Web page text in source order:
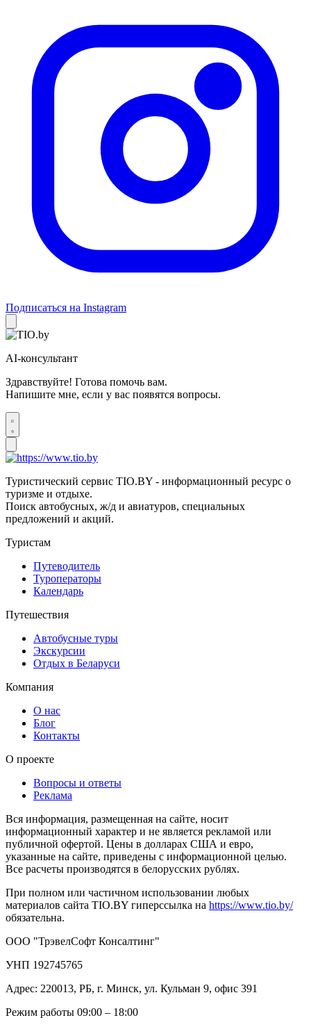
Подписаться на Instagram
AI-консультант
Здравствуйте! Готова помочь вам.
Напишите мне, если у вас появятся вопросы.
Туристический сервис TIO.BY - информационный ресурс о
туризме и отдыхе.
Поиск автобусных, ж/д и авиатуров, специальных
предложений и акций.
Туристам
Путеводитель
Туроператоры
Календарь
Путешествия
Автобусные туры
Экскурсии
Отдых в Беларуси
Компания
О нас
Блог
Контакты
О проекте
Вопросы и ответы
Реклама
Вся информация, размещенная на сайте, носит
информационный характер и не является рекламой или
публичной офертой. Цены в долларах США и евро,
указанные на сайте, приведены с информационной целью.
Все расчеты производятся в белорусских рублях.
При полном или частичном использовании любых
материалов сайта TIO.BY гиперссылка на https://www.tio.by/
обязательна.
ООО "ТрэвелСофт Консалтинг"
УНП 192745765
Адрес: 220013, РБ, г. Минск, ул. Кульман 9, офис 391
Режим работы 09:00 – 18:00